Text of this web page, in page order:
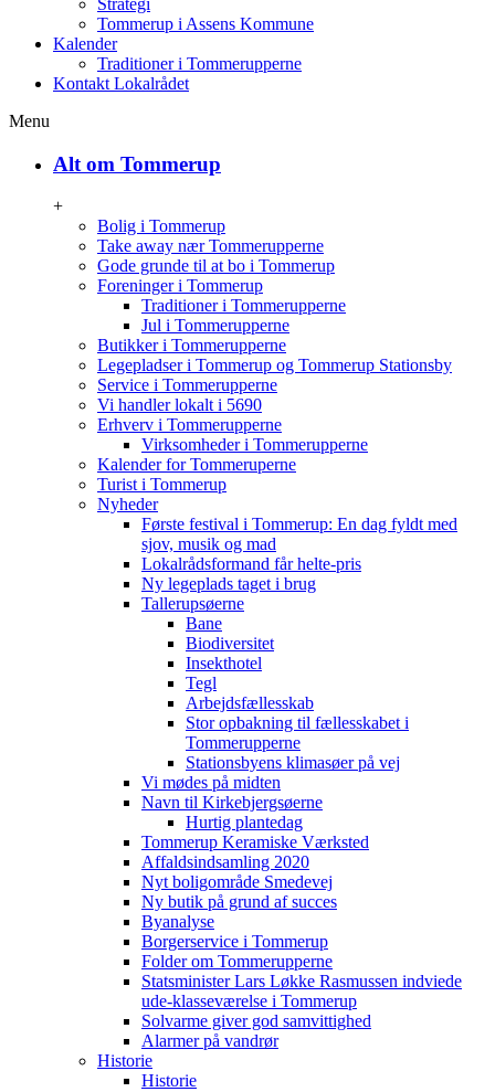
Tommerup i Assens Kommune
Kalender
Traditioner i Tommerupperne
Kontakt Lokalrådet
Menu
Alt om Tommerup
+
Bolig i Tommerup
Take away nær Tommerupperne
Gode grunde til at bo i Tommerup
Foreninger i Tommerup
Traditioner i Tommerupperne
Jul i Tommerupperne
Butikker i Tommerupperne
Legepladser i Tommerup og Tommerup Stationsby
Service i Tommerupperne
Vi handler lokalt i 5690
Erhverv i Tommerupperne
Virksomheder i Tommerupperne
Kalender for Tommeruperne
Turist i Tommerup
Nyheder
Første festival i Tommerup: En dag fyldt med
sjov, musik og mad
Lokalrådsformand får helte-pris
Ny legeplads taget i brug
Tallerupsøerne
Bane
Biodiversitet
Insekthotel
Tegl
Arbejdsfællesskab
Stor opbakning til fællesskabet i
Tommerupperne
Stationsbyens klimasøer på vej
Vi mødes på midten
Navn til Kirkebjergsøerne
Hurtig plantedag
Tommerup Keramiske Værksted
Affaldsindsamling 2020
Nyt boligområde Smedevej
Ny butik på grund af succes
Byanalyse
Borgerservice i Tommerup
Folder om Tommerupperne
Statsminister Lars Løkke Rasmussen indviede
ude-klasseværelse i Tommerup
Solvarme giver god samvittighed
Alarmer på vandrør
Historie
Historie